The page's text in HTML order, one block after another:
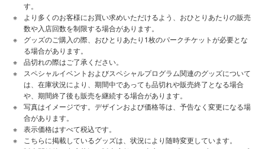
す。
より多くのお客様にお買い求めいただけるよう、おひとりあたりの販売
数や入店回数を制限する場合があります。
グッズのご購入の際、おひとりあたり1枚のパークチケットが必要とな
る場合があります。
品切れの際はご了承ください。
スペシャルイベントおよびスペシャルプログラム関連のグッズについて
は、在庫状況により、期間中であっても品切れや販売終了となる場合
や、期間終了後も販売を継続する場合があります。
写真はイメージです。デザインおよび価格等は、予告なく変更になる場
合があります。
表示価格はすべて税込です。
こちらに掲載しているグッズは、状況により随時変更しています。